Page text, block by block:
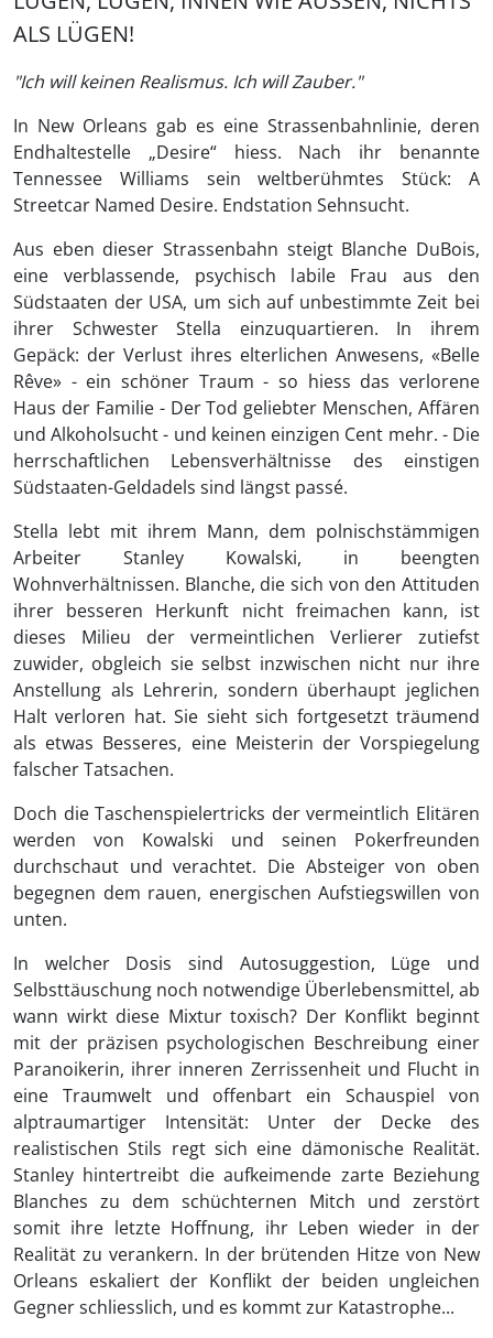
ALS LÜGEN!
"Ich will keinen Realismus. Ich will Zauber."
In New Orleans gab es eine Strassenbahnlinie, deren
Endhaltestelle „Desire“ hiess. Nach ihr benannte
Tennessee Williams sein weltberühmtes Stück: A
Streetcar Named Desire. Endstation Sehnsucht.
Aus eben dieser Strassenbahn steigt Blanche DuBois,
eine verblassende, psychisch labile Frau aus den
Südstaaten der USA, um sich auf unbestimmte Zeit bei
ihrer Schwester Stella einzuquartieren. In ihrem
Gepäck: der Verlust ihres elterlichen Anwesens, «Belle
Rêve» - ein schöner Traum - so hiess das verlorene
Haus der Familie - Der Tod geliebter Menschen, Affären
und Alkoholsucht - und keinen einzigen Cent mehr. - Die
herrschaftlichen Lebensverhältnisse des einstigen
Südstaaten-Geldadels sind längst passé.
Stella lebt mit ihrem Mann, dem polnischstämmigen
Arbeiter Stanley Kowalski, in beengten
Wohnverhältnissen. Blanche, die sich von den Attituden
ihrer besseren Herkunft nicht freimachen kann, ist
dieses Milieu der vermeintlichen Verlierer zutiefst
zuwider, obgleich sie selbst inzwischen nicht nur ihre
Anstellung als Lehrerin, sondern überhaupt jeglichen
Halt verloren hat. Sie sieht sich fortgesetzt träumend
als etwas Besseres, eine Meisterin der Vorspiegelung
falscher Tatsachen.
Doch die Taschenspielertricks der vermeintlich Elitären
werden von Kowalski und seinen Pokerfreunden
durchschaut und verachtet. Die Absteiger von oben
begegnen dem rauen, energischen Aufstiegswillen von
unten.
In welcher Dosis sind Autosuggestion, Lüge und
Selbsttäuschung noch notwendige Überlebensmittel, ab
wann wirkt diese Mixtur toxisch? Der Konflikt beginnt
mit der präzisen psychologischen Beschreibung einer
Paranoikerin, ihrer inneren Zerrissenheit und Flucht in
eine Traumwelt und offenbart ein Schauspiel von
alptraumartiger Intensität: Unter der Decke des
realistischen Stils regt sich eine dämonische Realität.
Stanley hintertreibt die aufkeimende zarte Beziehung
Blanches zu dem schüchternen Mitch und zerstört
somit ihre letzte Hoffnung, ihr Leben wieder in der
Realität zu verankern. In der brütenden Hitze von New
Orleans eskaliert der Konflikt der beiden ungleichen
Gegner schliesslich, und es kommt zur Katastrophe...